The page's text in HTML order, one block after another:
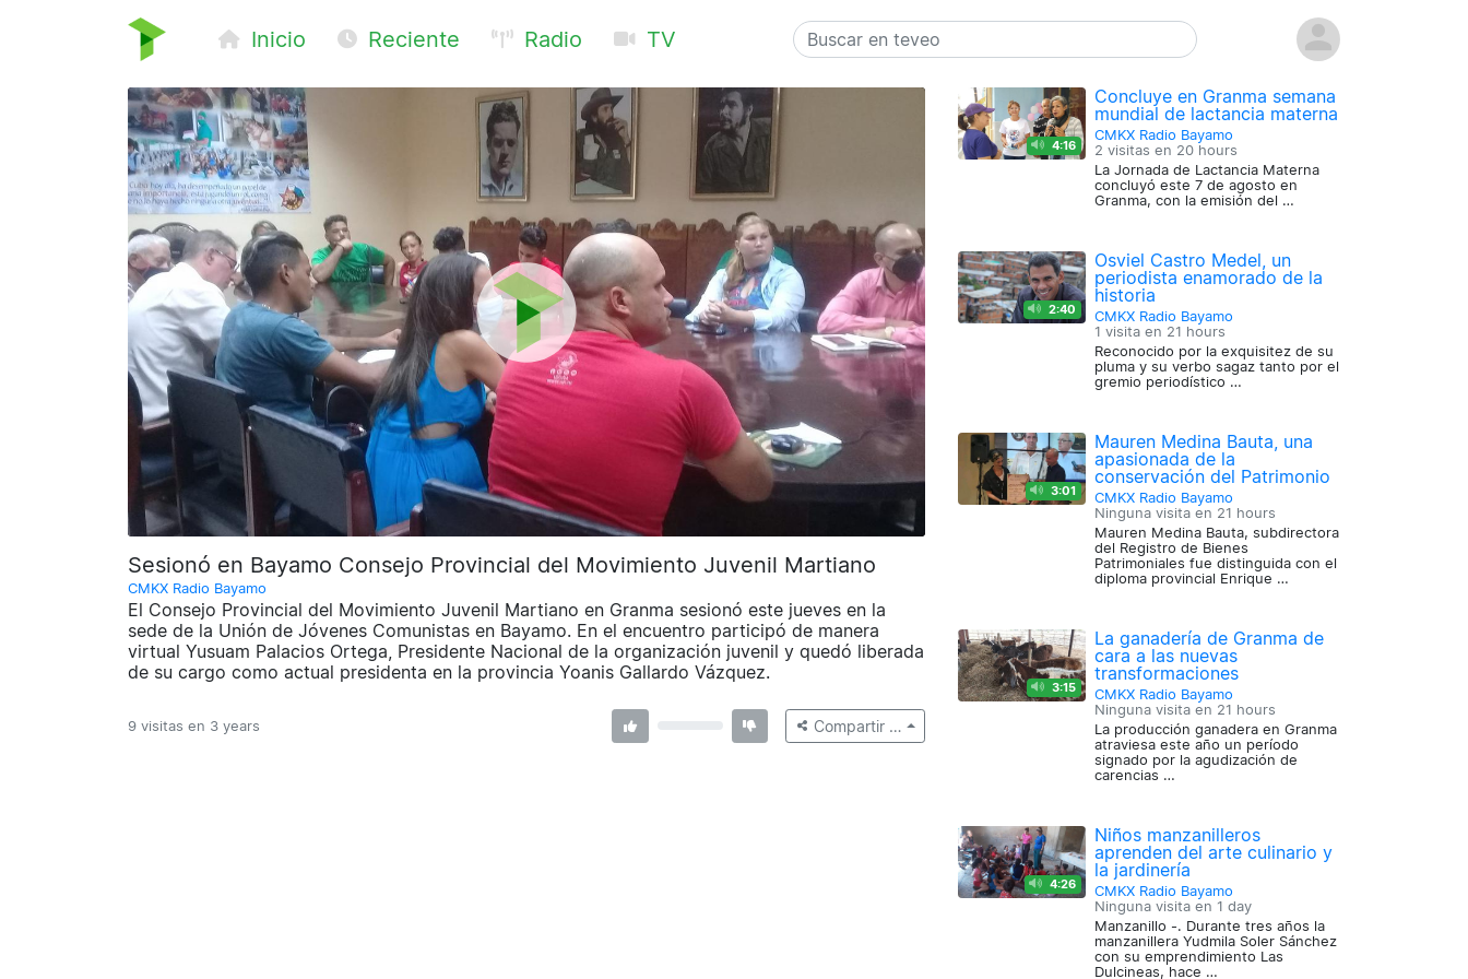
Inicio Reciente Radio TV
Sesionó en Bayamo Consejo Provincial del Movimiento Juvenil Martiano
CMKX Radio Bayamo
El Consejo Provincial del Movimiento Juvenil Martiano en Granma sesionó este jueves en la
sede de la Unión de Jóvenes Comunistas en Bayamo. En el encuentro participó de manera
virtual Yusuam Palacios Ortega, Presidente Nacional de la organización juvenil y quedó liberada
de su cargo como actual presidenta en la provincia Yoanis Gallardo Vázquez.
9 visitas en 3 years Compartir …
4:16
Concluye en Granma semana
mundial de lactancia materna
CMKX Radio Bayamo
2 visitas en 20 hours
La Jornada de Lactancia Materna
concluyó este 7 de agosto en
Granma, con la emisión del …
2:40
Osviel Castro Medel, un
periodista enamorado de la
historia
CMKX Radio Bayamo
1 visita en 21 hours
Reconocido por la exquisitez de su
pluma y su verbo sagaz tanto por el
gremio periodístico …
3:01
Mauren Medina Bauta, una
apasionada de la
conservación del Patrimonio
CMKX Radio Bayamo
Ninguna visita en 21 hours
Mauren Medina Bauta, subdirectora
del Registro de Bienes
Patrimoniales fue distinguida con el
diploma provincial Enrique …
3:15
La ganadería de Granma de
cara a las nuevas
transformaciones
CMKX Radio Bayamo
Ninguna visita en 21 hours
La producción ganadera en Granma
atraviesa este año un período
signado por la agudización de
carencias …
4:26
Niños manzanilleros
aprenden del arte culinario y
la jardinería
CMKX Radio Bayamo
Ninguna visita en 1 day
Manzanillo -. Durante tres años la
manzanillera Yudmila Soler Sánchez
con su emprendimiento Las
Dulcineas, hace …